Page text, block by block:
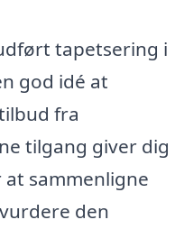
tapetsering i
god idé at
fra
tilgang giver dig
sammenligne
den